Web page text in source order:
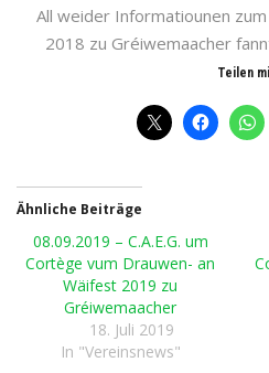
All weider Informatiounen
2018 zu Gréiwemaacher
Teilen
Ähnliche Beiträge
08.09.2019 – C.A.E.G. um
Cortège vum Drauwen- an
Wäifest 2019 zu
Gréiwemaacher
18. Juli 2019
In "Vereinsnews"